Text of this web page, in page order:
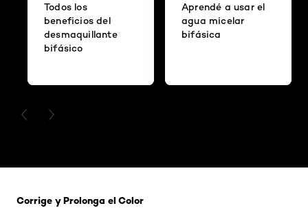
Todos los
beneficios del
desmaquillante
bifásico
Aprendé a usar el
agua micelar
bifásica
PREVIOUS CARD
NEXT CARD
Corrige y Prolonga el Color